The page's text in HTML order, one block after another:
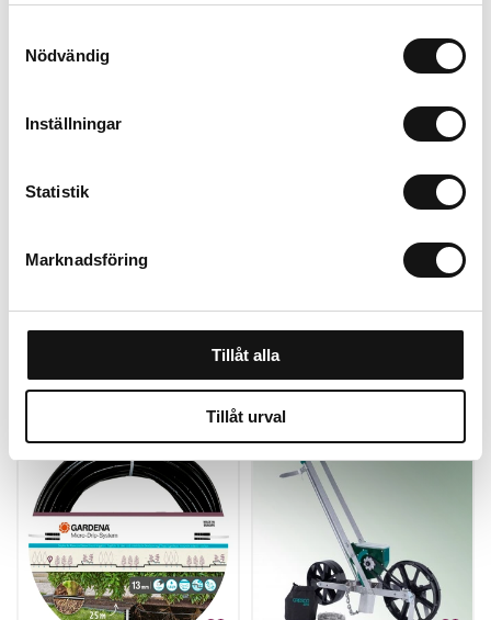
Nödvändig
Inställningar
Statistik
Marknadsföring
Tillåt alla
Tillåt urval
Algomin Flytande
Finns i lager
Ferramol Snigel Effekt
Personalen tipsar